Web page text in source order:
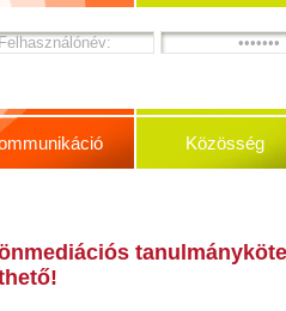
Közösség